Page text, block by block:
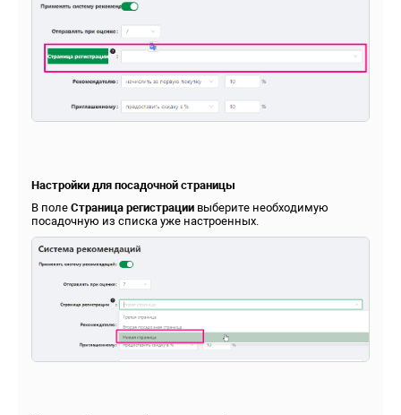
Настройки для посадочной страницы
В поле Страница регистрации выберите необходимую
посадочную из списка уже настроенных.